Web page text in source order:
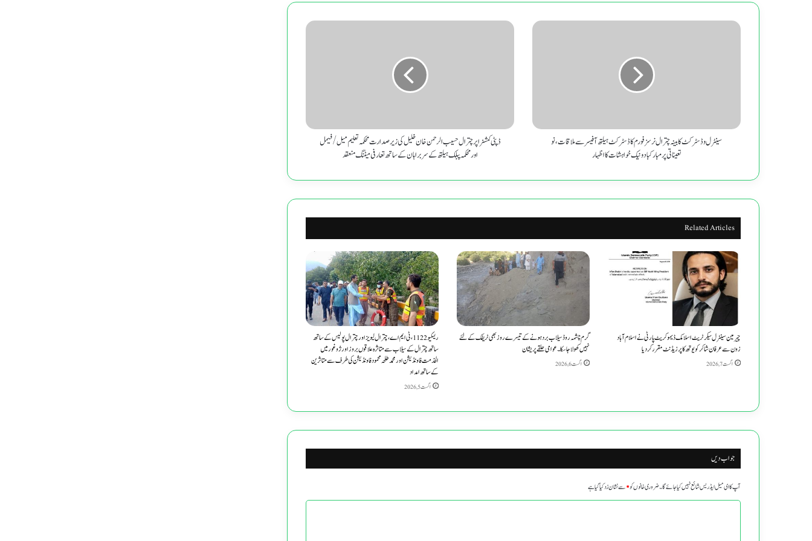
سینٹرل
ڈسٹرکٹ
ملاقات
تعیناتی
مبارکباد
نیک
خواہشات
سینٹرل و ڈسٹرکٹ کابینہ چترال نرسز فورم کا ڈسٹرکٹ ہیلتھ آفیسر سے ملاقات ، نو
تعیناتی پر مبارکباد و نیک خواہشات کا اظہار
ڈپٹی
کی
تعلیم
اور
پبلک
ہیلتھ
کے
سربراہان
ساتھ
تعارفی
منعقد
ڈپٹی کمشنر اپر چترال حسیب الرحمن خان خلیل کی زیر صدارت محکمہ تعلیم میل/فیمل
اور محکمہ پبلک ہیلتھ کے سربراہان کے ساتھ تعارفی میٹنگ منعقد
Related Articles
چیرمین سینٹرل سیکرٹریٹ اسلامک ڈیموکریٹ پارٹی نے اسلام آباد
زون سے عرفان شاکر کو یوتھ کا پرزیڈنٹ مقرر کر دیا
اگست 7, 2026
گرم چشمہ روڈ سیلاب برد ہونے کے تیسرے روز بھی ٹریفک کے لئے
نہیں کھولا جاسکا۔ عوامی حلقے پریشان
اگست 6, 2026
ریسکیو 1122، ٹی ایم اے، چترال لیویز اور چترال پولیس کے ساتھ
ساتھ چترال کے سیلاب سے متاثرہ علاقوں بروز اور ژوغور میں
الخدمت فاونڈیشن اور محمد طلحہ محمود فاونڈیشن کی طرف سے متاثرین
کے ساتھ امداد
اگست 5, 2026
جواب دیں
آپ کا ای میل ایڈریس شائع نہیں کیا جائے گا۔ضروری خانوں کو*سے نشان زد کیا گیا ہے